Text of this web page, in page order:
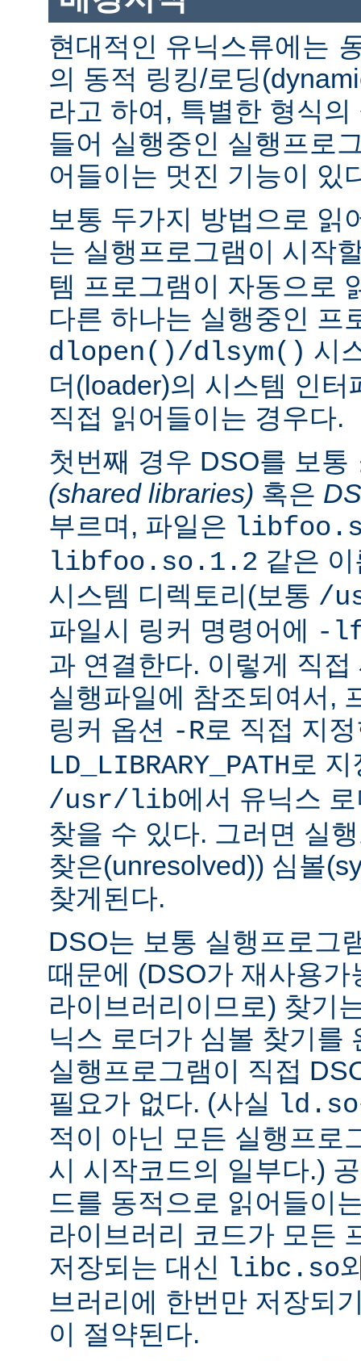
현대적인 유닉스류에는
의 동적 링킹/로딩
라고 하여, 특별한 형식
들어 실행중인 실행프로
어들이는 멋진 기능이 있
보통 두가지 방법으로 읽
는 실행프로그램이 시작
템 프로그램이 자동으로
다른 하나는 실행중인 프
dlopen()/dlsym() 시
더(loader)의 시스템 인
직접 읽어들이는 경우다.
첫번째 경우 DSO를 보통
(shared libraries) 혹은
부르며, 파일은
libfoo.so.1.2 같은
시스템 디렉토리(보통 /
파일시 링커 명령어에
-
과 연결한다. 이렇게 직
실행파일에 참조되여서,
링커 옵션 -R로 직접 지
LD_LIBRARY_PATH 로
/usr/lib에서 유닉스
찾을 수 있다. 그러면 실
찾은(unresolved)) 심볼
찾게된다.
DSO는 보통 실행프로그
때문에 (DSO가 재사용
라이브러리이므로) 찾기
닉스 로더가 심볼 찾기를
실행프로그램이 직접
필요가 없다. (사실
ld.so
적이 아닌 모든 실행프로
시 시작코드의 일부다.)
드를 동적으로 읽어들이
라이브러리 코드가 모든
저장되는 대신
libc.so
브러리에 한번만 저장되
이 절약된다.